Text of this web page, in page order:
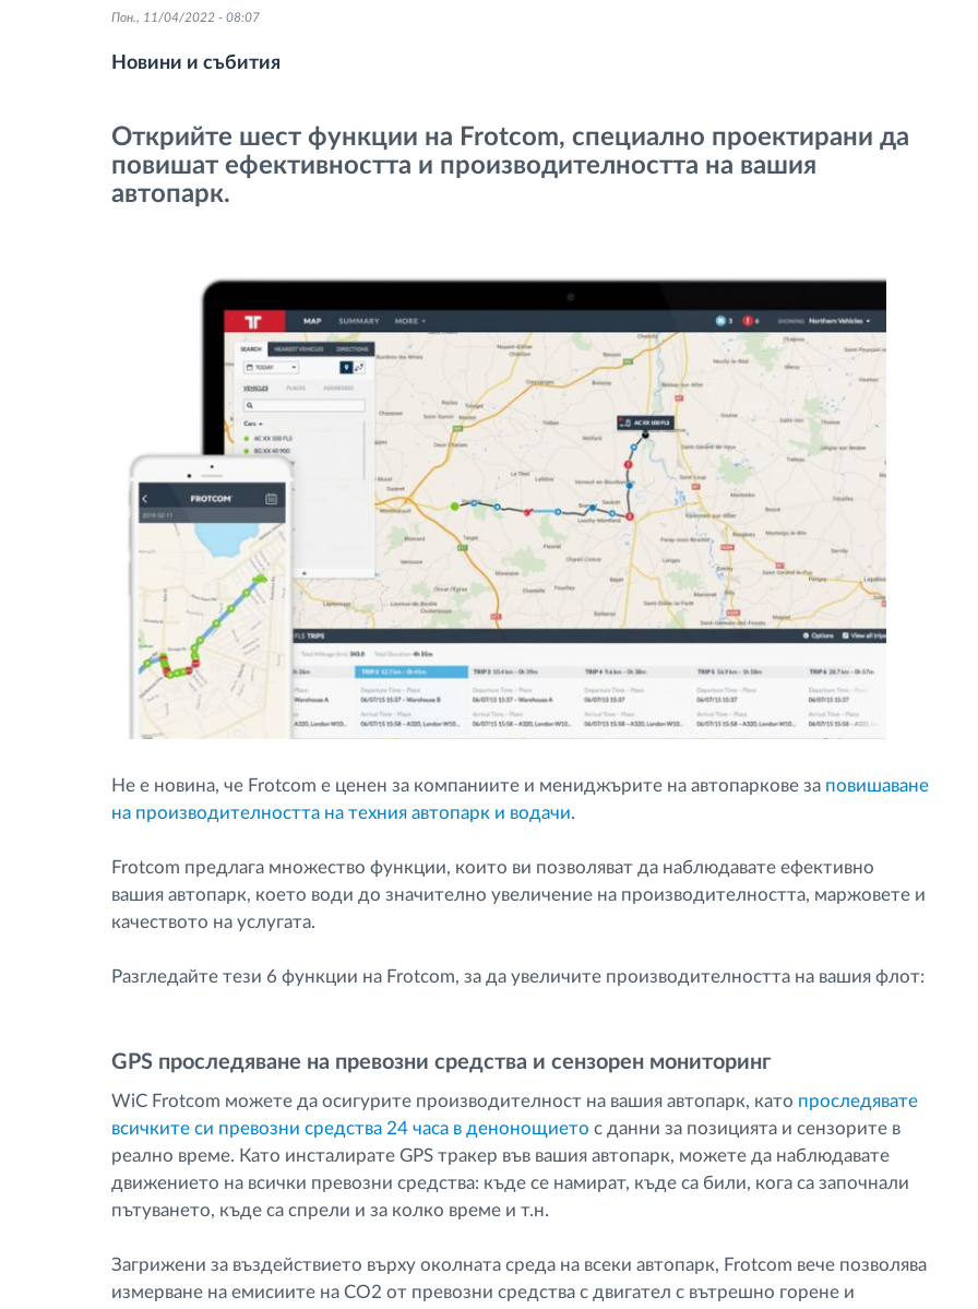
тахограф
Управление на горивото
Планиране на маршрути и
Автоматична идентификация на
Разберете за всички
функционалности
Пон., 11/04/2022 - 08:07
Новини и събития
Открийте шест функции на Frotcom, специално проектирани да
повишат ефективността и производителността на вашия
автопарк.
Не е новина, че Frotcom е ценен за компаниите и мениджърите на автопаркове за повишаване
на производителността на техния автопарк и водачи.
Frotcom предлага множество функции, които ви позволяват да наблюдавате ефективно
вашия автопарк, което води до значително увеличение на производителността, маржовете и
качеството на услугата.
Разгледайте тези 6 функции на Frotcom, за да увеличите производителността на вашия флот:
GPS проследяване на превозни средства и сензорен мониторинг
WiС Frotcom можете да осигурите производителност на вашия автопарк, като проследявате
всичките си превозни средства 24 часа в денонощието с данни за позицията и сензорите в
реално време. Като инсталирате GPS тракер във вашия автопарк, можете да наблюдавате
движението на всички превозни средства: къде се намират, къде са били, кога са започнали
пътуването, къде са спрели и за колко време и т.н.
Загрижени за въздействието върху околната среда на всеки автопарк, Frotcom вече позволява
измерване на емисиите на CO2 от превозни средства с двигател с вътрешно горене и